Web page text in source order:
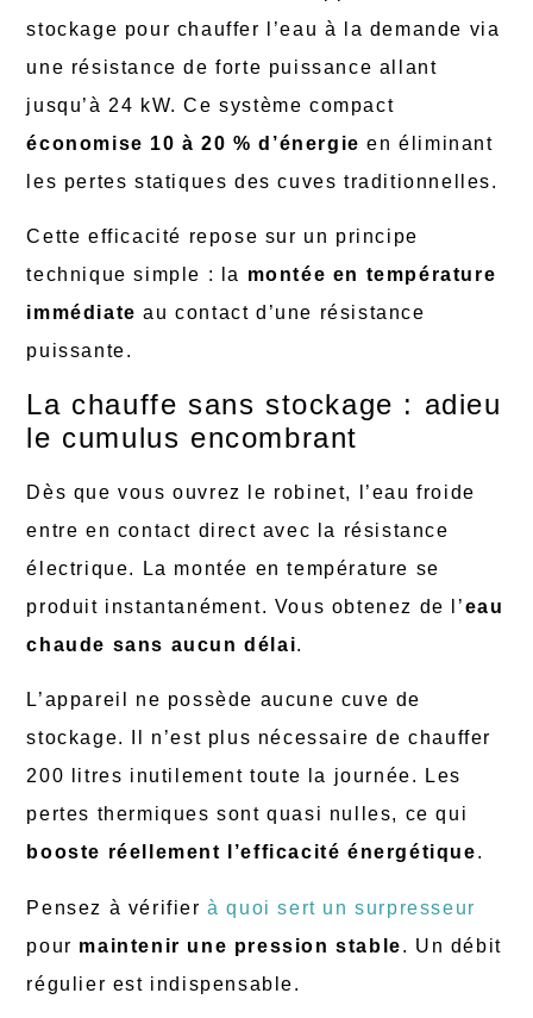
stockage pour chauffer l’eau à la demande via
une résistance de forte puissance allant
jusqu’à 24 kW. Ce système compact
économise 10 à 20 % d’énergie en éliminant
les pertes statiques des cuves traditionnelles.
Cette efficacité repose sur un principe
technique simple : la montée en température
immédiate au contact d’une résistance
puissante.
La chauffe sans stockage : adieu
le cumulus encombrant
Dès que vous ouvrez le robinet, l’eau froide
entre en contact direct avec la résistance
électrique. La montée en température se
produit instantanément. Vous obtenez de l’eau
chaude sans aucun délai.
L’appareil ne possède aucune cuve de
stockage. Il n’est plus nécessaire de chauffer
200 litres inutilement toute la journée. Les
pertes thermiques sont quasi nulles, ce qui
booste réellement l’efficacité énergétique.
Pensez à vérifierà quoi sert un surpresseur
pour maintenir une pression stable. Un débit
régulier est indispensable.